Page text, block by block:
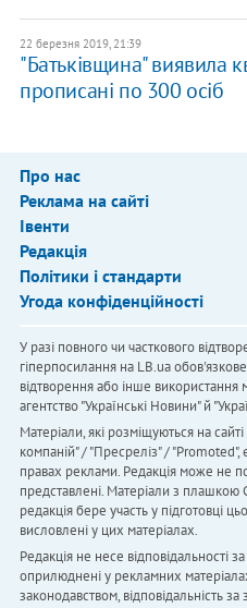
22 березня 2019, 21:39
"Батьківщина" виявила
прописані по 300 осіб
Про нас
Реклама на сайті
Івенти
Редакція
Політики і стандарти
Угода конфіденційності
У разі повного чи часткового
гіперпосилання на LB.ua
відтворення або інше використання
агентство "Українськi Новини" й
Матеріали, які розміщуються на
компаній" / "Пресреліз" /
правах реклами. Редакція може не
представлені. Матеріали з
редакція бере участь у підготовці
висловлені у цих матеріалах.
Редакція не несе відповідальності
оприлюднені у рекламних
законодавством, відповідальність